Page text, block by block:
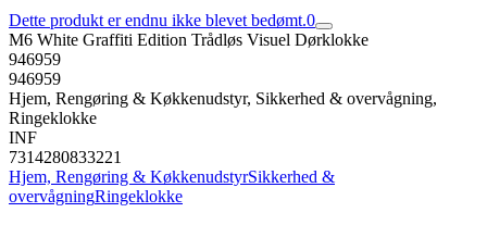
Dette produkt er endnu ikke blevet bedømt.0
M6 White Graffiti Edition Trådløs Visuel Dørklokke
946959
946959
Hjem, Rengøring & Køkkenudstyr, Sikkerhed & overvågning,
Ringeklokke
INF
7314280833221
Hjem, Rengøring & KøkkenudstyrSikkerhed &
overvågningRingeklokke